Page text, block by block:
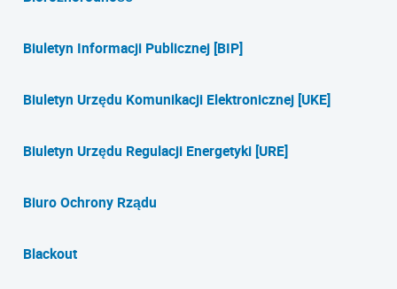
Biuletyn Informacji Publicznej [BIP]
Biuletyn Urzędu Komunikacji Elektronicznej [UKE]
Biuletyn Urzędu Regulacji Energetyki [URE]
Biuro Ochrony Rządu
Blackout